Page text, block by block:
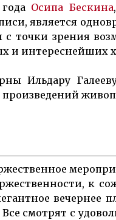
Осипа Бескина
является
с точки зре­ния
и инте­реснейших
Ильдару
к
ве­чернее
смот­рят с